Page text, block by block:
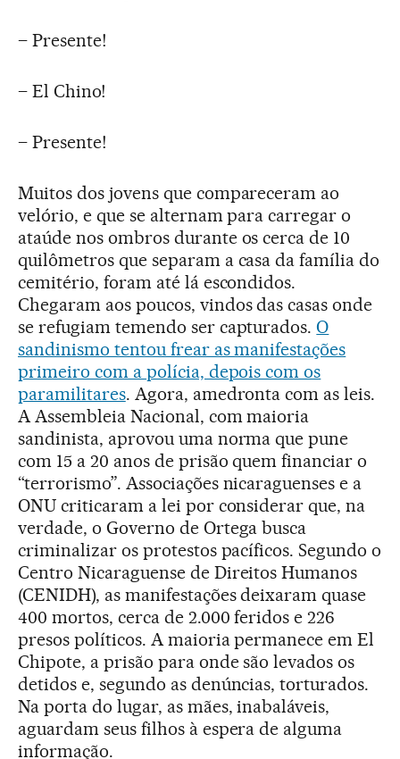
– Presente!
– El Chino!
– Presente!
Muitos dos jovens que compareceram ao
velório, e que se alternam para carregar o
ataúde nos ombros durante os cerca de 10
quilômetros que separam a casa da família do
cemitério, foram até lá escondidos.
Chegaram aos poucos, vindos das casas onde
se refugiam temendo ser capturados. O
sandinismo tentou frear as manifestações
primeiro com a polícia, depois com os
paramilitares. Agora, amedronta com as leis.
A Assembleia Nacional, com maioria
sandinista, aprovou uma norma que pune
com 15 a 20 anos de prisão quem financiar o
“terrorismo”. Associações nicaraguenses e a
ONU criticaram a lei por considerar que, na
verdade, o Governo de Ortega busca
criminalizar os protestos pacíficos. Segundo o
Centro Nicaraguense de Direitos Humanos
(CENIDH), as manifestações deixaram quase
400 mortos, cerca de 2.000 feridos e 226
presos políticos. A maioria permanece em El
Chipote, a prisão para onde são levados os
detidos e, segundo as denúncias, torturados.
Na porta do lugar, as mães, inabaláveis,
aguardam seus filhos à espera de alguma
informação.